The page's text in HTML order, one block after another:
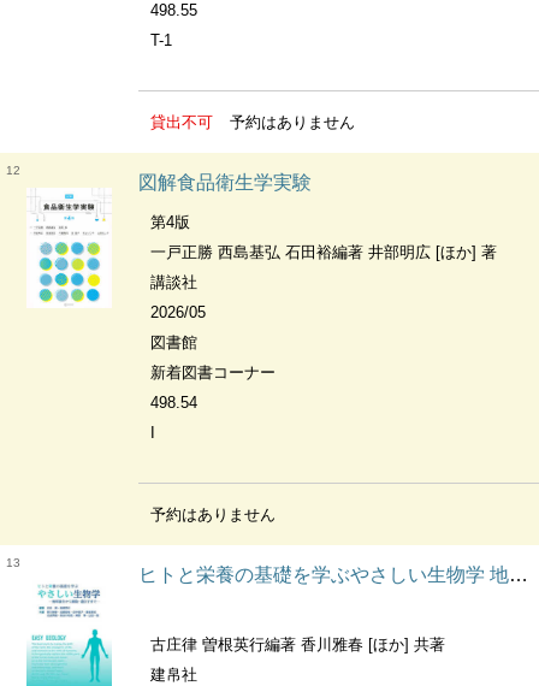
498.55
T-1
貸出不可 予約はありません
12
図解食品衛生学実験
第4版
一戸正勝 西島基弘 石田裕編著 井部明広 [ほか] 著
講談社
2026/05
図書館
新着図書コーナー
498.54
予約はありません
13
ヒトと栄養の基礎を学ぶやさしい生物学 地球誕生から細胞・遺伝子まで
古庄律 曽根英行編著 香川雅春 [ほか] 共著
建帛社